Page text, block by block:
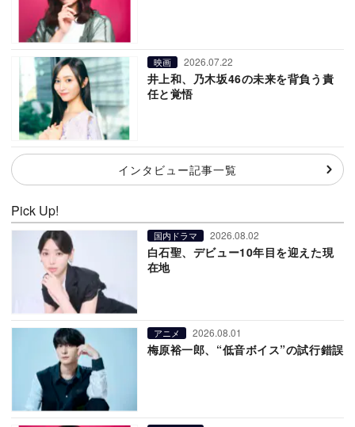
映画 2026.07.22
井上和、乃木坂46の未来を背負う責
任と覚悟
インタビュー記事一覧
Pick Up!
国内ドラマ 2026.08.02
白石聖、デビュー10年目を迎えた現
在地
アニメ 2026.08.01
梅原裕一郎、“低音ボイス”の試行錯誤